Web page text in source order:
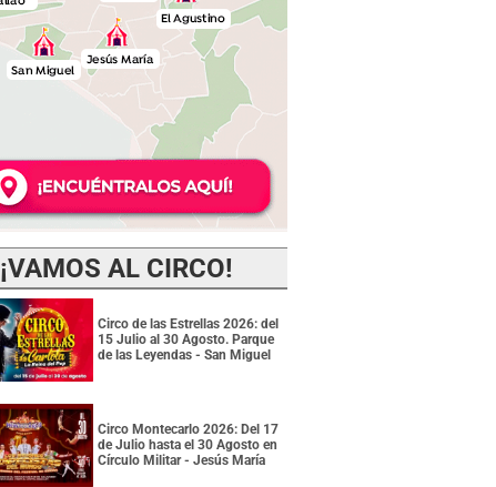
¡VAMOS AL CIRCO!
Circo de las Estrellas 2026: del
15 Julio al 30 Agosto. Parque
de las Leyendas - San Miguel
Circo Montecarlo 2026: Del 17
de Julio hasta el 30 Agosto en
Círculo Militar - Jesús María